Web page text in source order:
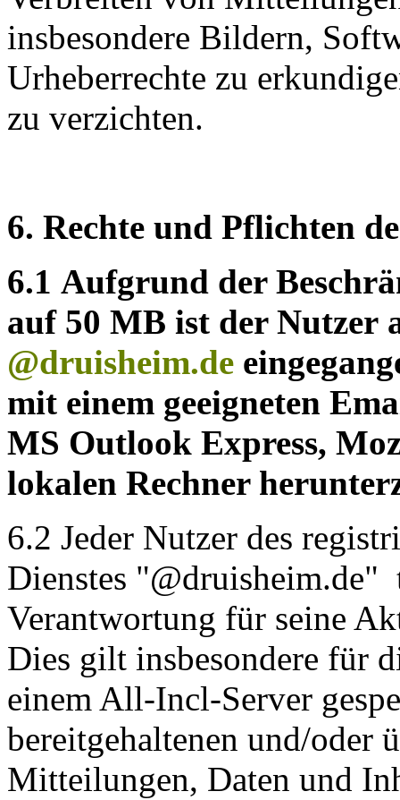
insbesondere Bildern,
Urheberrechte zu
zu verzichten.
6. Rechte und Pflichten
6.1 Aufgrund der
auf 50 MB ist der Nutzer
@druisheim.de
mit einem geeigneten
MS Outlook Express,
lokalen Rechner
6.2 Jeder Nutzer des
Dienstes
Verantwortung für seine
Dies gilt insbesondere für
einem All-Incl-Server
bereitgehaltenen und/oder
Mitteilungen, Daten und